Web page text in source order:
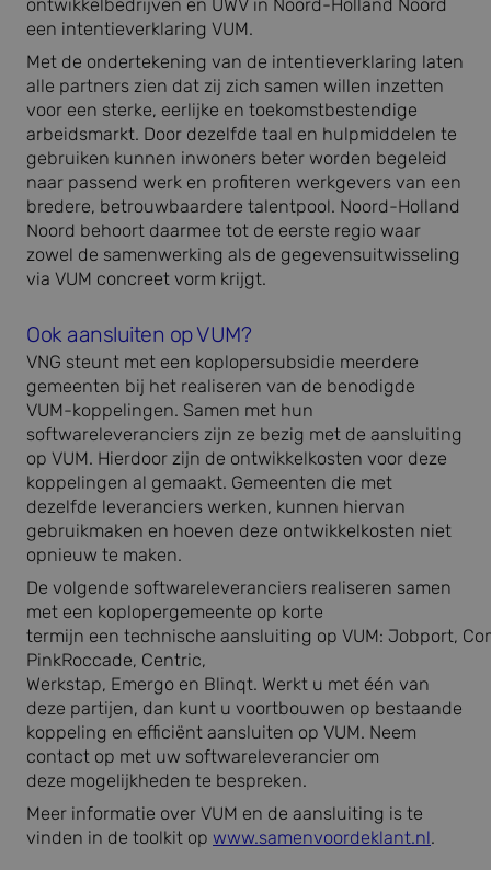
ontwikkelbedrijven en UWV in Noord-Holland Noord
een intentieverklaring VUM.
Met de ondertekening van de intentieverklaring laten
alle partners zien dat zij zich samen willen inzetten
voor een sterke, eerlijke en toekomstbestendige
arbeidsmarkt. Door dezelfde taal en hulpmiddelen te
gebruiken kunnen inwoners beter worden begeleid
naar passend werk en profiteren werkgevers van een
bredere, betrouwbaardere talentpool. Noord-Holland
Noord behoort daarmee tot de eerste regio waar
zowel de samenwerking als de gegevensuitwisseling
via VUM concreet vorm krijgt.
Ook aansluiten op VUM?
VNG steunt met een koplopersubsidie meerdere
gemeenten bij het realiseren van de benodigde
VUM-koppelingen. Samen met hun
softwareleveranciers zijn ze bezig met de aansluiting
op VUM. Hierdoor zijn de ontwikkelkosten voor deze
koppelingen al gemaakt. Gemeenten die met
dezelfde leveranciers werken, kunnen hiervan
gebruikmaken en hoeven deze ontwikkelkosten niet
opnieuw te maken.
De volgende softwareleveranciers realiseren samen
met een koplopergemeente op korte
termijn een technische aansluiting op VUM: Jobport,
PinkRoccade, Centric,
Werkstap, Emergo en Blinqt. Werkt u met één van
deze partijen, dan kunt u voortbouwen op bestaande
koppeling en efficiënt aansluiten op VUM. Neem
contact op met uw softwareleverancier om
deze mogelijkheden te bespreken.
Meer informatie over VUM en de aansluiting is te
vinden in de toolkit op www.samenvoordeklant.nl.